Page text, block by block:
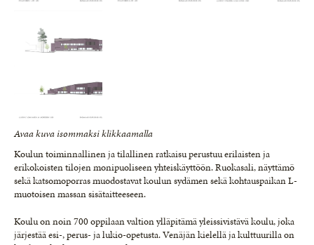
Avaa kuva isommaksi klikkaamalla
Koulun toiminnallinen ja tilallinen ratkaisu perustuu erilaisten ja
erikokoisten tilojen monipuoliseen yhteiskäyttöön. Ruokasali, näyttämö
sekä katsomoporras muodostavat koulun sydämen sekä kohtauspaikan L-
muotoisen massan sisätaitteeseen.
Koulu on noin 700 oppilaan valtion ylläpitämä yleissivistävä koulu, joka
järjestää esi-, perus- ja lukio-opetusta. Venäjän kielellä ja kulttuurilla on